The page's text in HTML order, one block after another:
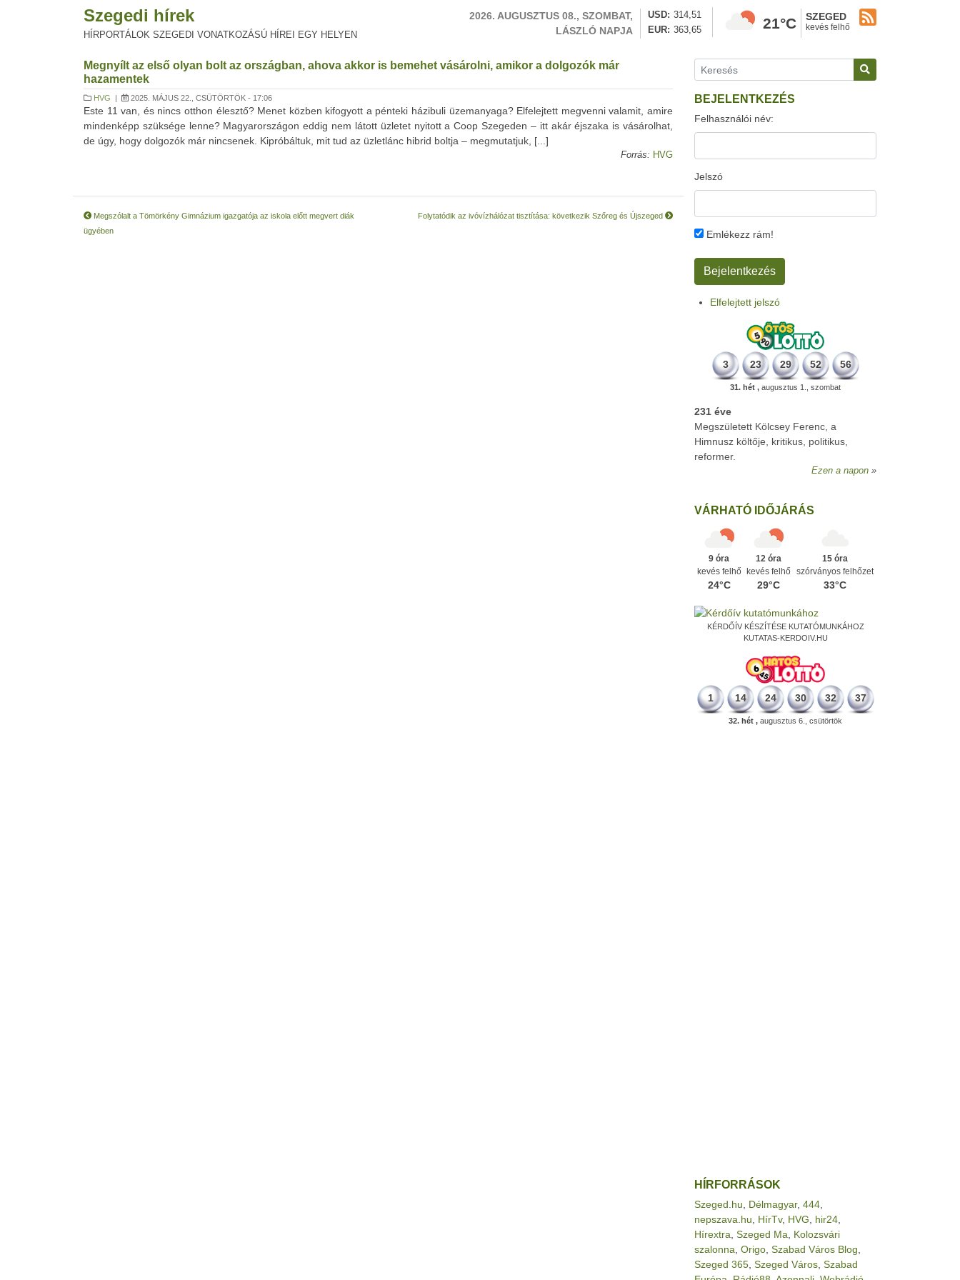
Szegedi hírek
HÍRPORTÁLOK SZEGEDI VONATKOZÁSÚ HÍREI EGY HELYEN
2026. AUGUSZTUS 08., SZOMBAT,
LÁSZLÓ NAPJA
USD
314,51
EUR
363,65 21°C SZEGED
kevés felhő
Megnyílt az első olyan bolt az országban, ahova akkor is bemehet vásárolni, amikor a dolgozók már
hazamentek
HVG | 2025. MÁJUS 22., CSÜTÖRTÖK - 17:06
Este 11 van, és nincs otthon élesztő? Menet közben kifogyott a pénteki házibuli üzemanyaga? Elfelejtett megvenni valamit, amire
mindenképp szüksége lenne? Magyarországon eddig nem látott üzletet nyitott a Coop Szegeden – itt akár éjszaka is vásárolhat,
de úgy, hogy dolgozók már nincsenek. Kipróbáltuk, mit tud az üzletlánc hibrid boltja – megmutatjuk, [...]
Forrás: HVG
Megszólalt a Tömörkény Gimnázium igazgatója az iskola előtt megvert diák
ügyében
Folytatódik az ivóvízhálózat tisztítása: következik Szőreg és Újszeged
BEJELENTKEZÉS
Felhasználói név:
Jelszó
Emlékezz rám!
Elfelejtett jelszó
3 23 29 52 56
31. hét , augusztus 1., szombat
231 éve
Megszületett Kölcsey Ferenc, a
Himnusz költője, kritikus, politikus,
reformer.
Ezen a napon
VÁRHATÓ IDŐJÁRÁS
9 óra
kevés felhő
24°C
12 óra
kevés felhő
29°C
15 óra
szórványos felhőzet
33°C
KÉRDŐÍV KÉSZÍTÉSE KUTATÓMUNKÁHOZ
KUTATAS-KERDOIV.HU
1 14 24 30 32 37
32. hét , augusztus 6., csütörtök
HÍRFORRÁSOK
Szeged.hu Délmagyar, 444
nepszava.hu
HírTv, HVG hir24
Hírextra Szeged Ma
Kolozsvári
szalonna Origo Szabad Város Blog
Szeged 365 Szeged Város Szabad